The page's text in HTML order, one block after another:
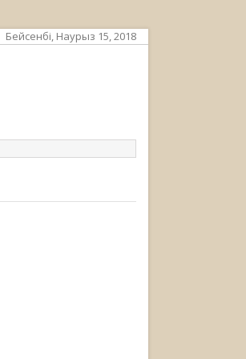
Бейсенбі, Наурыз 15, 2018